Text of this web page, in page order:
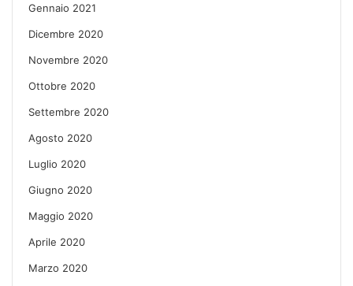
Gennaio 2021
Dicembre 2020
Novembre 2020
Ottobre 2020
Settembre 2020
Agosto 2020
Luglio 2020
Giugno 2020
Maggio 2020
Aprile 2020
Marzo 2020